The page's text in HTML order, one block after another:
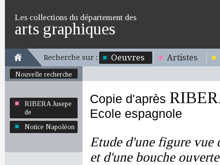
Les collections du département des
arts graphiques
Recherche sur : Oeuvres Artistes
Nouvelle recherche
RIBERA Jusepe
de
Notice Napoléon
Copie d'après
Ecole espagnole
Etude d'une figure vue
et d'une bouche ouverte